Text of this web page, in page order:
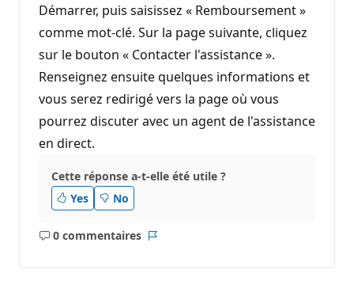
Démarrer, puis saisissez « Remboursement »
comme mot-clé. Sur la page suivante, cliquez
sur le bouton « Contacter l'assistance ».
Renseignez ensuite quelques informations et
vous serez redirigé vers la page où vous
pourrez discuter avec un agent de l'assistance
en direct.
Cette réponse a-t-elle été utile ?
Yes
No
0 commentaires
Aucun